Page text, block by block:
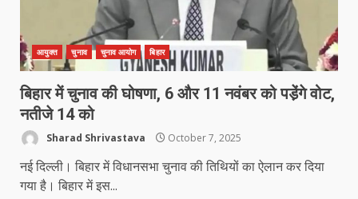
आयुक्त चुनाव चुनाव आयोग बिहार
बिहार में चुनाव की घोषणा, 6 और 11 नवंबर को पडे़ंगे वोट,
नतीजे 14 को
Sharad Shrivastava October 7, 2025
नई दिल्ली। बिहार में विधानसभा चुनाव की तिथियों का ऐलान कर दिया
गया है। बिहार में इस...
6
खल्लारी माता मंदिर का रोप-वे टूटा, महिला
की मौत
March 22, 2026
March 21, 2026